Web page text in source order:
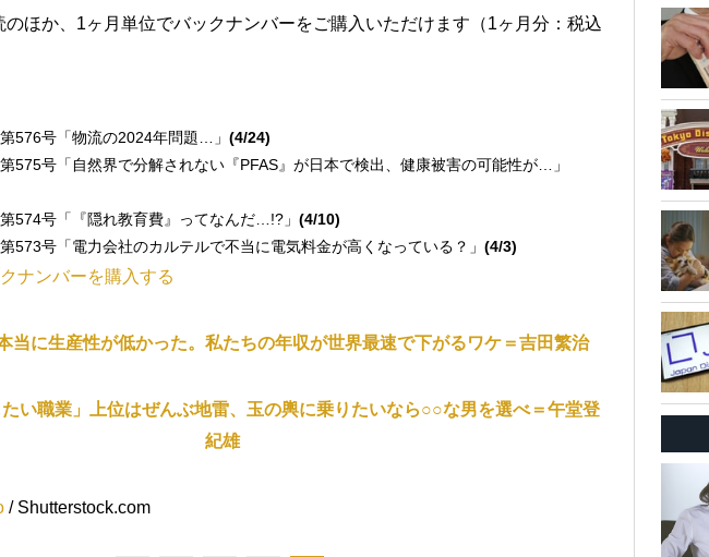
ほか、1ヶ月単位でバックナンバーをご購入いただけます（1ヶ月分：税込
576号「物流の2024年問題…」 (4/24)
575号「自然界で分解されない『PFAS』が日本で検出、健康被害の可能性が…」
574号「『隠れ教育費』ってなんだ…!?」 (4/10)
573号「電力会社のカルテルで不当に電気料金が高くなっている？」 (4/3)
ナンバーを購入する
当に生産性が低かった。私たちの年収が世界最速で下がるワケ＝吉田繁治
たい職業」上位はぜんぶ地雷、玉の輿に乗りたいなら○○な男を選べ＝午堂登
紀雄
/ Shutterstock.com